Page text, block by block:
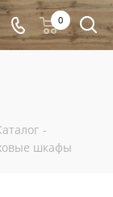
0
-
шкафы